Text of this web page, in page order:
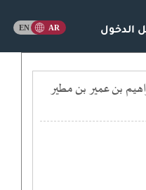
الدخول
(ت959هـ) والامام علي بن محمد بن ابراهيم بن عمير بن مطير